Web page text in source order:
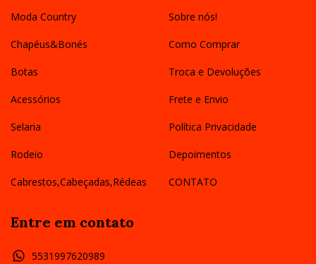
Moda Country
Chapéus&Bonés
Botas
Acessórios
Selaria
Rodeio
Cabrestos,Cabeçadas,Rédeas
Sobre nós!
Como Comprar
Troca e Devoluções
Frete e Envio
Política Privacidade
Depoimentos
CONTATO
Entre em contato
5531997620989